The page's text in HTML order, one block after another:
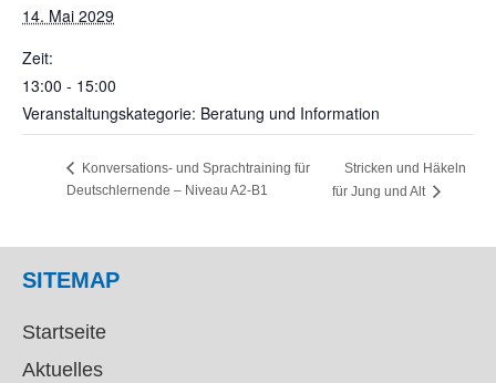
14. Mai 2029
Zeit:
13:00 - 15:00
Veranstaltungskategorie: Beratung und Information
Konversations- und Sprachtraining für
Deutschlernende – Niveau A2-B1
Stricken und Häkeln
für Jung und Alt
SITEMAP
Startseite
Aktuelles